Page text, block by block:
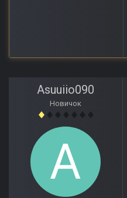
Asuuiio090
Новичок